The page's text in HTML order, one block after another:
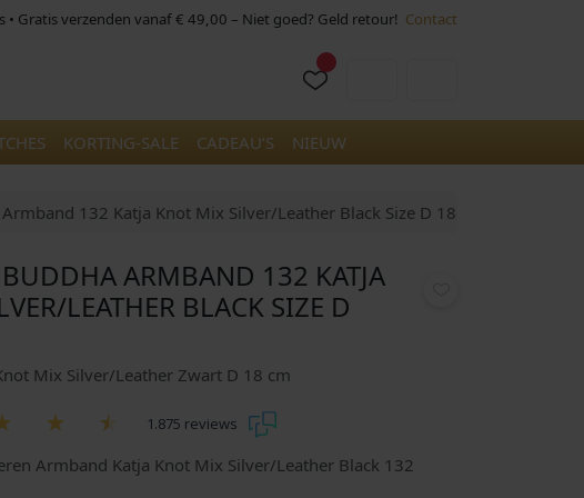
Gratis verzenden vanaf € 49,00 – Niet goed? Geld retour! Contact
KORTING-SALE CADEAU’S NIEUW
132 Katja Knot Mix Silver/Leather Black Size D 18cm
ARMBAND 132 KATJA
LEATHER BLACK SIZE D
Mix Silver/Leather Zwart D 18 cm
1.875 reviews
Armband Katja Knot Mix Silver/Leather Black 132